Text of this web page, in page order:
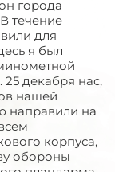
города
течение
для
я был
декабря нас,
нашей
направили на
корпуса,
обороны